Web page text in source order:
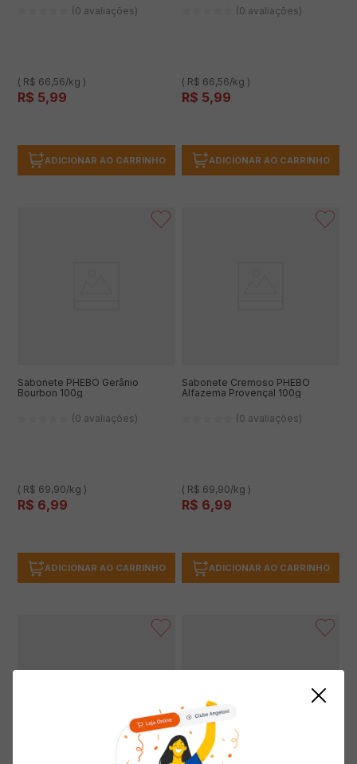
(0 avaliações)
( R$ 66,56/kg )
R$ 5,99
ADICIONAR AO CARRINHO
(0 avaliações)
( R$ 66,56/kg )
R$ 5,99
ADICIONAR AO CARRINHO
Sabonete PHEBO Gerânio
Bourbon 100g
(0 avaliações)
( R$ 69,90/kg )
R$ 6,99
ADICIONAR AO CARRINHO
Sabonete Cremoso PHEBO
Alfazema Provençal 100g
(0 avaliações)
( R$ 69,90/kg )
R$ 6,99
ADICIONAR AO CARRINHO